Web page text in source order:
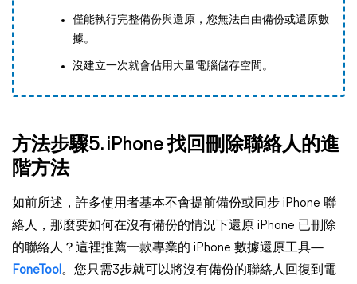
僅能執行完整備份與還原，您無法自由備份或還原數
據。
沒建立一次就會佔用大量電腦儲存空間。
方法步驟5. iPhone 找回刪除聯絡人的進
階方法
如前所述，許多使用者基本不會提前備份或同步 iPhone 聯
絡人，那麼要如何在沒有備份的情況下還原 iPhone 已刪除
的聯絡人？這裡推薦一款專業的 iPhone 數據還原工具—
FoneTool 。您只需3步就可以將沒有備份的聯絡人回復到電